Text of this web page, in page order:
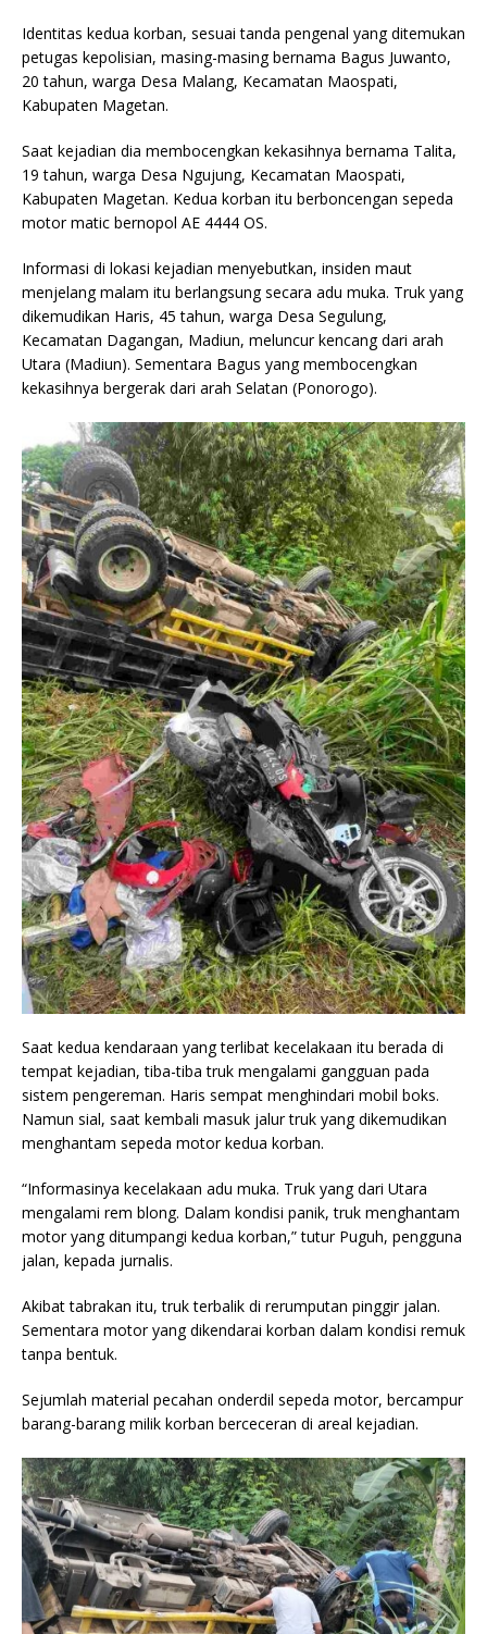
Identitas kedua korban, sesuai tanda pengenal yang ditemukan
petugas kepolisian, masing-masing bernama Bagus Juwanto,
20 tahun, warga Desa Malang, Kecamatan Maospati,
Kabupaten Magetan.
Saat kejadian dia membocengkan kekasihnya bernama Talita,
19 tahun, warga Desa Ngujung, Kecamatan Maospati,
Kabupaten Magetan. Kedua korban itu berboncengan sepeda
motor matic bernopol AE 4444 OS.
Informasi di lokasi kejadian menyebutkan, insiden maut
menjelang malam itu berlangsung secara adu muka. Truk yang
dikemudikan Haris, 45 tahun, warga Desa Segulung,
Kecamatan Dagangan, Madiun, meluncur kencang dari arah
Utara (Madiun). Sementara Bagus yang membocengkan
kekasihnya bergerak dari arah Selatan (Ponorogo).
Saat kedua kendaraan yang terlibat kecelakaan itu berada di
tempat kejadian, tiba-tiba truk mengalami gangguan pada
sistem pengereman. Haris sempat menghindari mobil boks.
Namun sial, saat kembali masuk jalur truk yang dikemudikan
menghantam sepeda motor kedua korban.
“Informasinya kecelakaan adu muka. Truk yang dari Utara
mengalami rem blong. Dalam kondisi panik, truk menghantam
motor yang ditumpangi kedua korban,” tutur Puguh, pengguna
jalan, kepada jurnalis.
Akibat tabrakan itu, truk terbalik di rerumputan pinggir jalan.
Sementara motor yang dikendarai korban dalam kondisi remuk
tanpa bentuk.
Sejumlah material pecahan onderdil sepeda motor, bercampur
barang-barang milik korban berceceran di areal kejadian.